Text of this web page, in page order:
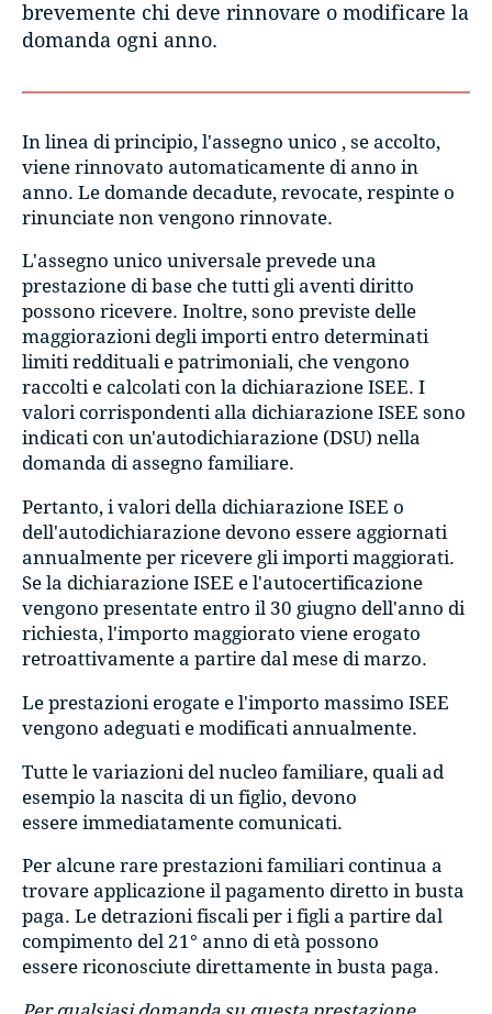
brevemente chi deve rinnovare o modificare la
domanda ogni anno.
In linea di principio, l'assegno unico , se accolto,
viene rinnovato automaticamente di anno in
anno. Le domande decadute, revocate, respinte o
rinunciate non vengono rinnovate.
L'assegno unico universale prevede una
prestazione di base che tutti gli aventi diritto
possono ricevere. Inoltre, sono previste delle
maggiorazioni degli importi entro determinati
limiti reddituali e patrimoniali, che vengono
raccolti e calcolati con la dichiarazione ISEE. I
valori corrispondenti alla dichiarazione ISEE sono
indicati con un'autodichiarazione (DSU) nella
domanda di assegno familiare.
Pertanto, i valori della dichiarazione ISEE o
dell'autodichiarazione devono essere aggiornati
annualmente per ricevere gli importi maggiorati.
Se la dichiarazione ISEE e l'autocertificazione
vengono presentate entro il 30 giugno dell'anno di
richiesta, l'importo maggiorato viene erogato
retroattivamente a partire dal mese di marzo.
Le prestazioni erogate e l'importo massimo ISEE
vengono adeguati e modificati annualmente.
Tutte le variazioni del nucleo familiare, quali ad
esempio la nascita di un figlio, devono
essere immediatamente comunicati.
Per alcune rare prestazioni familiari continua a
trovare applicazione il pagamento diretto in busta
paga. Le detrazioni fiscali per i figli a partire dal
compimento del 21° anno di età possono
essere riconosciute direttamente in busta paga.